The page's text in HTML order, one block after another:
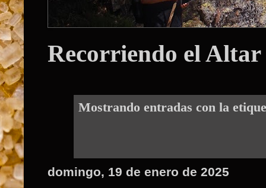
Recorriendo el Altar
Mostrando entradas con la
domingo, 19 de enero de 2025